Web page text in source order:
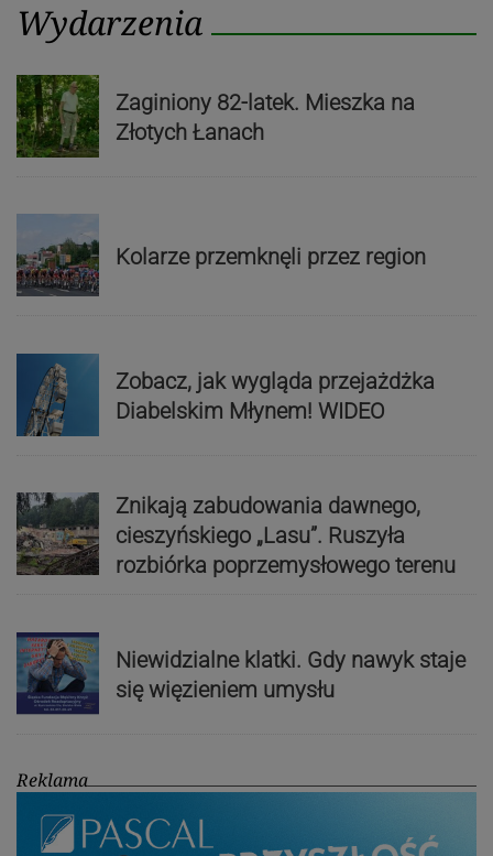
Wydarzenia
Zaginiony 82-latek. Mieszka na
Złotych Łanach
Kolarze przemknęli przez region
Zobacz, jak wygląda przejażdżka
Diabelskim Młynem! WIDEO
Znikają zabudowania dawnego,
cieszyńskiego „Lasu”. Ruszyła
rozbiórka poprzemysłowego terenu
Niewidzialne klatki. Gdy nawyk staje
się więzieniem umysłu
Reklama